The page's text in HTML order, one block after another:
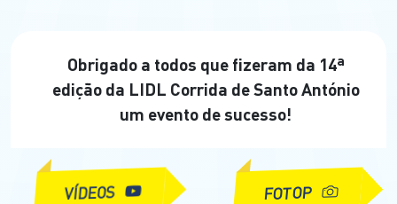
Obrigado a todos que fizeram da 14ª
edição da LIDL Corrida de Santo António
um evento de sucesso!
VÍDEOS FOTOP